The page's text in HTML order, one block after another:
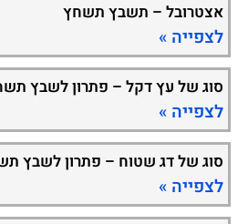
אצטרובל – תשבץ תשחץ
לצפייה »
סוג של עץ דקל – פתרון לשבץ
לצפייה »
סוג של דג שטוח – פתרון לשבץ
לצפייה »